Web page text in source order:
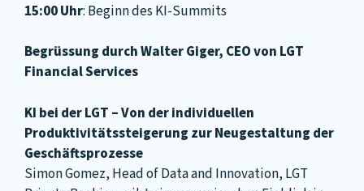
15:00 Uhr: Beginn des KI-Summits
Begrüssung durch Walter Giger, CEO von LGT
Financial Services
KI bei der LGT – Von der individuellen
Produktivitätssteigerung zur Neugestaltung der
Geschäftsprozesse
Simon Gomez, Head of Data and Innovation, LGT